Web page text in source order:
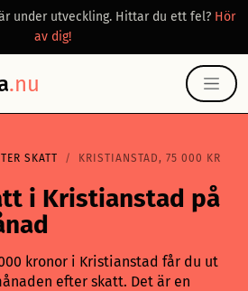
under utveckling. Hittar du ett fel? Hör
av dig!
.nu
SKATT KRISTIANSTAD, 75 000 KR
i Kristianstad på
kronor i Kristianstad får du ut
efter skatt. Det är en